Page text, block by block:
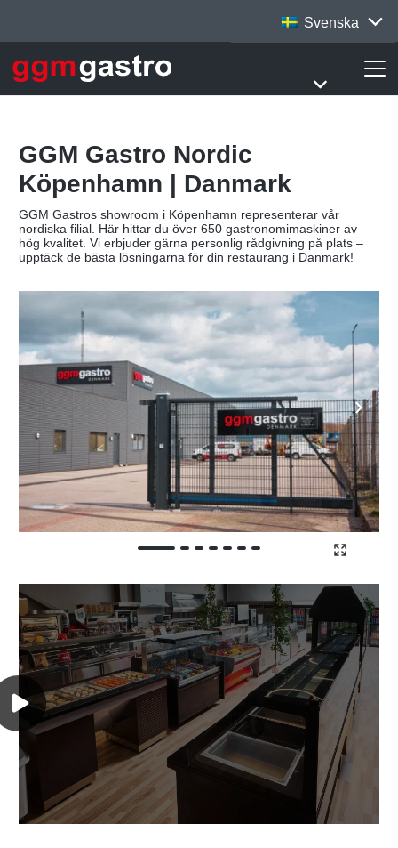
Svenska
GGM Gastro Nordic
Köpenhamn | Danmark
GGM Gastros showroom i Köpenhamn representerar vår
nordiska filial. Här hittar du över 650 gastronomimaskiner av
hög kvalitet. Vi erbjuder gärna personlig rådgivning på plats –
upptäck de bästa lösningarna för din restaurang i Danmark!